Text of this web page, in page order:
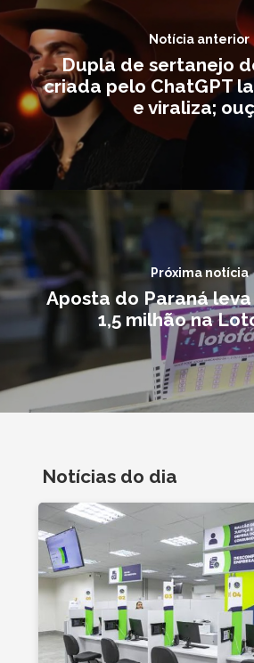
Notícia anterior
Dupla de sertanejo
criada pelo ChatGPT
e viraliza;
Próxima notícia
Aposta do Paraná leva
1,5 milhão na
Notícias do dia